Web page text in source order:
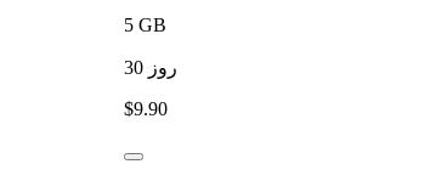
5 GB
30 روز
$9.90